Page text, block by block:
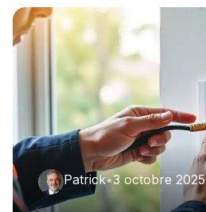
Patrick•3 octobre 2025